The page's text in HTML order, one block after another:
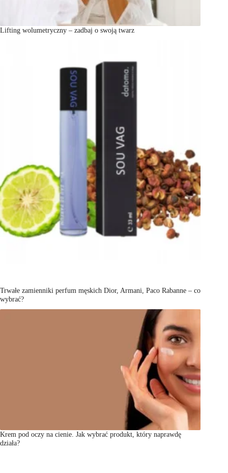
Lifting wolumetryczny – zadbaj o swoją twarz
Trwałe zamienniki perfum męskich Dior, Armani, Paco Rabanne – co
wybrać?
Krem pod oczy na cienie. Jak wybrać produkt, który naprawdę
działa?